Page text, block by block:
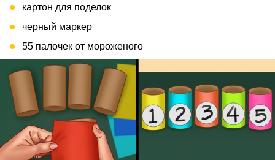
картон для поделок
черный маркер
55 палочек от мороженого